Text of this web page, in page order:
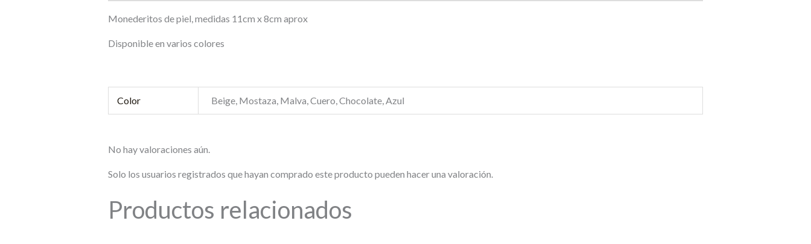
Monederitos de piel, medidas 11cm x 8cm aprox
Disponible en varios colores
Color Beige, Mostaza, Malva, Cuero, Chocolate, Azul
No hay valoraciones aún.
Solo los usuarios registrados que hayan comprado este producto pueden hacer una valoración.
Productos relacionados